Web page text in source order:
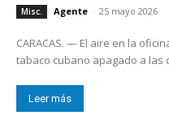
Misc. Agente - 25 mayo 2026
CARACAS. — El aire en la
tabaco cubano apagado a las
Leer más